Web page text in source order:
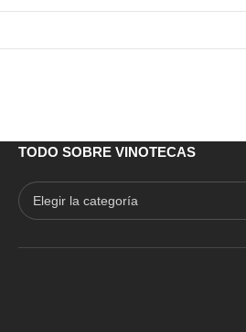
TODO SOBRE VINOTECAS